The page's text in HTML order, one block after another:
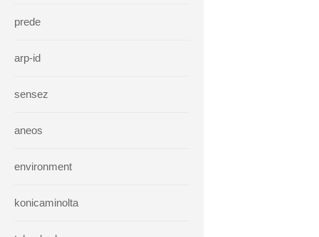
prede
arp-id
sensez
aneos
environment
konicaminolta